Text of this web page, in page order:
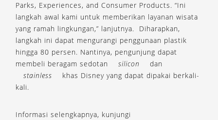
Parks, Experiences, and Consumer Products. “Ini
langkah awal kami untuk memberikan layanan wisata
yang ramah lingkungan,” lanjutnya. Diharapkan,
langkah ini dapat mengurangi penggunaan plastik
hingga 80 persen. Nantinya, pengunjung dapat
membeli beragam sedotan
silicon
dan
stainless
khas Disney yang dapat dipakai berkali-
kali.
Informasi selengkapnya, kunjungi